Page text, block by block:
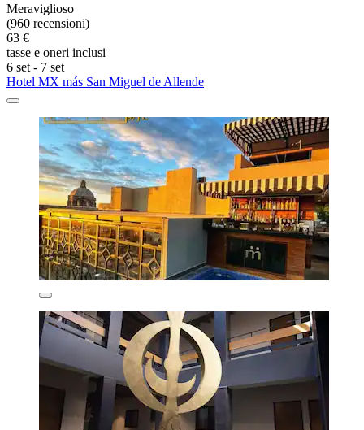
Meraviglioso
(960 recensioni)
63 €
tasse e oneri inclusi
6 set - 7 set
Hotel MX más San Miguel de Allende